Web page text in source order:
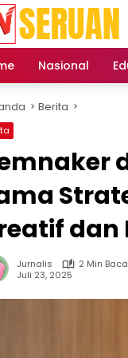
Nasional
Berita
dan
Jurnalis
2 Min Baca
Juli 23, 2025